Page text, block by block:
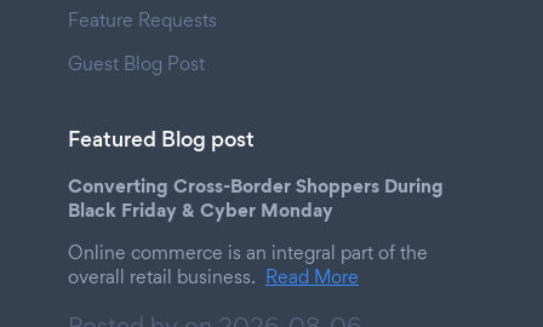
Feature Requests
Guest Blog Post
Featured Blog post
Converting Cross-Border Shoppers During
Black Friday & Cyber Monday
Online commerce is an integral part of the
overall retail business. Read More